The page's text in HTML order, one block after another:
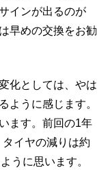
インが出るのが
早めの交換をお勧
化としては、やは
ように感じます。
ます。前回の1年
イヤの減りは約
うに思います。